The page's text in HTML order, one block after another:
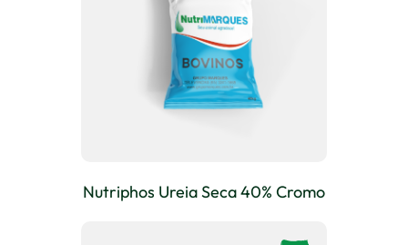
Nutriphos Ureia Seca 40% Cromo